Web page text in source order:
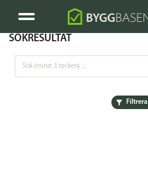
SÖKRESULTAT
Filtrera